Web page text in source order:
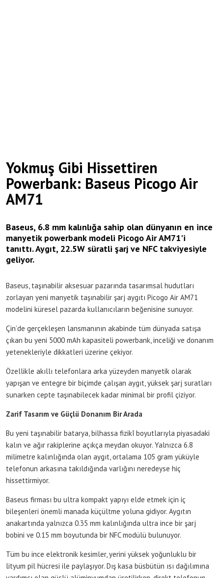
Yokmuş Gibi Hissettiren
Powerbank: Baseus Picogo Air
AM71
Baseus, 6.8 mm kalınlığa sahip olan dünyanın en ince
manyetik powerbank modeli Picogo Air AM71'i
tanıttı. Aygıt, 22.5W süratli şarj ve NFC takviyesiyle
geliyor.
Baseus, taşınabilir aksesuar pazarında tasarımsal hudutları
zorlayan yeni manyetik taşınabilir şarj aygıtı Picogo Air AM71
modelini küresel pazarda kullanıcıların beğenisine sunuyor.
Çin’de gerçekleşen lansmanının akabinde tüm dünyada satışa
çıkan bu yeni 5000 mAh kapasiteli powerbank, inceliği ve donanım
yetenekleriyle dikkatleri üzerine çekiyor.
Özellikle akıllı telefonlara arka yüzeyden manyetik olarak
yapışan ve entegre bir biçimde çalışan aygıt, yüksek şarj suratları
sunarken cepte taşınabilecek kadar minimal bir profil çiziyor.
Zarif Tasarım ve Güçlü Donanım Bir Arada
Bu yeni taşınabilir batarya, bilhassa fizikî boyutlarıyla piyasadaki
kalın ve ağır rakiplerine açıkça meydan okuyor. Yalnızca 6.8
milimetre kalınlığında olan aygıt, ortalama 105 gram yüküyle
telefonun arkasına takıldığında varlığını neredeyse hiç
hissettirmiyor.
Baseus firması bu ultra kompakt yapıyı elde etmek için iç
bileşenleri önemli manada küçültme yoluna gidiyor. Aygıtın
anakartında yalnızca 0.35 mm kalınlığında ultra ince bir şarj
bobini ve 0.15 mm boyutunda bir NFC modülü bulunuyor.
Tüm bu ince elektronik kesimler, yerini yüksek yoğunluklu bir
lityum pil hücresi ile paylaşıyor. Dış kasa büsbütün ısı dağılımına